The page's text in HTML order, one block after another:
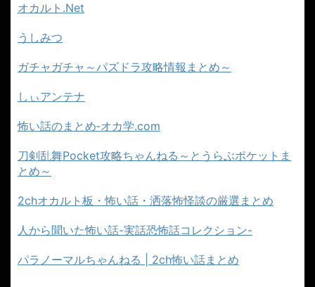
オカルト.Net
うしみつ
ガチャガチャ～パズドラ攻略情報まとめ～
しぃアンテナ
怖い話のまとめ‐オカ学.com
刀剣乱舞Pocket攻略ちゃんねる～とうらぶポケットま
とめ～
2chオカルト板・怖い話・洒落怖怪談の厳選まとめ
人から聞いた怖い話-実話恐怖話コレクション-
パラノーマルちゃんねる | 2ch怖い話まとめ